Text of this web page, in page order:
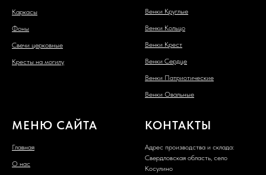
Каркасы
Фоны
Свечи церковные
Кресты на могилу
Венки Круглые
Венки Кольцо
Венки Крест
Венки Сердце
Венки Патриотические
Венки Овальные
МЕНЮ САЙТА
Главная
О нас
КОНТАКТЫ
Адрес производства и склада:
Свердловская область, село
Косулино